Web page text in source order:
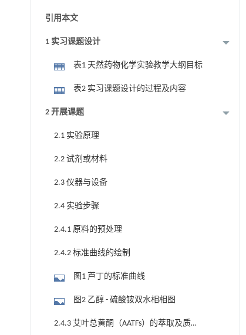
引用本文
1 实习课题设计
表1 天然药物化学实验教学大纲目标
表2 实习课题设计的过程及内容
2 开展课题
2.1 实验原理
2.2 试剂或材料
2.3 仪器与设备
2.4 实验步骤
2.4.1 原料的预处理
2.4.2 标准曲线的绘制
图1 芦丁的标准曲线
图2 乙醇 - 硫酸铵双水相相图
2.4.3 艾叶总黄酮（AATFs）的萃取及质